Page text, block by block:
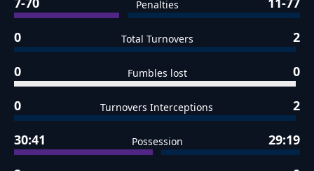
Penalties
0 Total Turnovers 2
0 Fumbles lost 0
0 Turnovers Interceptions 2
30:41 Possession 29:19